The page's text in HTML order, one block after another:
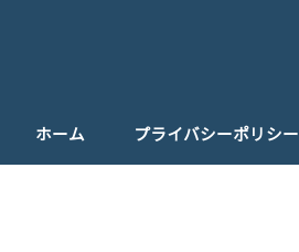
ホーム プライバシーポリシー